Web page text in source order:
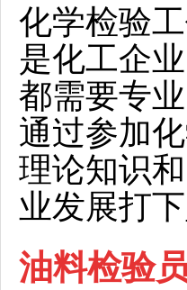
化学检验
是化工企
都需要专
通过参加
理论知识
业发展打
油料检验